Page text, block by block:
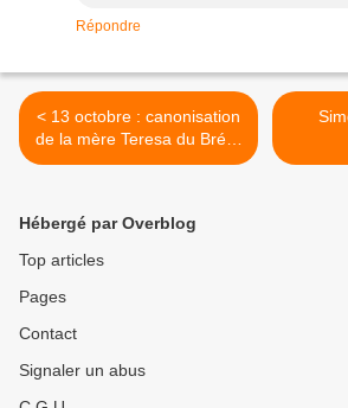
Répondre
< 13 octobre : canonisation
de la mère Teresa du Brésil
.
Hébergé par Overblog
Top articles
Pages
Contact
Signaler un abus